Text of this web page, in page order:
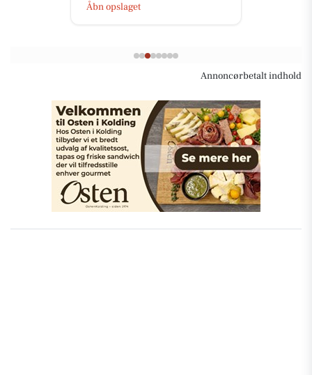
Åbn opslaget
Annoncørbetalt indhold